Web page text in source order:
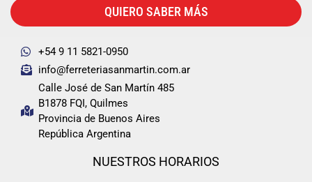
QUIERO SABER MÁS
+54 9 11 5821-0950
info@ferreteriasanmartin.com.ar
Calle José de San Martín 485
B1878 FQI, Quilmes
Provincia de Buenos Aires
República Argentina
NUESTROS HORARIOS